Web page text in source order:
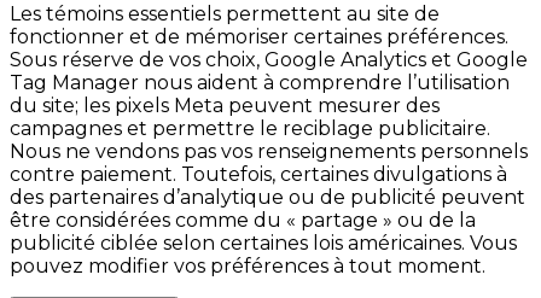
Les témoins essentiels permettent au site de
fonctionner et de mémoriser certaines préférences.
Sous réserve de vos choix, Google Analytics et Google
Tag Manager nous aident à comprendre l’utilisation
du site; les pixels Meta peuvent mesurer des
campagnes et permettre le reciblage publicitaire.
Nous ne vendons pas vos renseignements personnels
contre paiement. Toutefois, certaines divulgations à
des partenaires d’analytique ou de publicité peuvent
être considérées comme du « partage » ou de la
publicité ciblée selon certaines lois américaines. Vous
pouvez modifier vos préférences à tout moment.